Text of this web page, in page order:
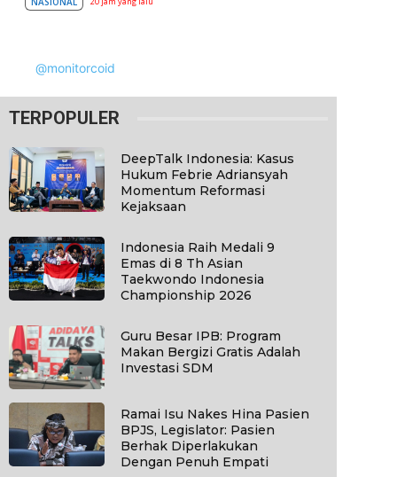
@monitorcoid
TERPOPULER
DeepTalk Indonesia: Kasus
Hukum Febrie Adriansyah
Momentum Reformasi
Kejaksaan
Indonesia Raih Medali 9
Emas di 8 Th Asian
Taekwondo Indonesia
Championship 2026
Guru Besar IPB: Program
Makan Bergizi Gratis Adalah
Investasi SDM
Ramai Isu Nakes Hina Pasien
BPJS, Legislator: Pasien
Berhak Diperlakukan
Dengan Penuh Empati